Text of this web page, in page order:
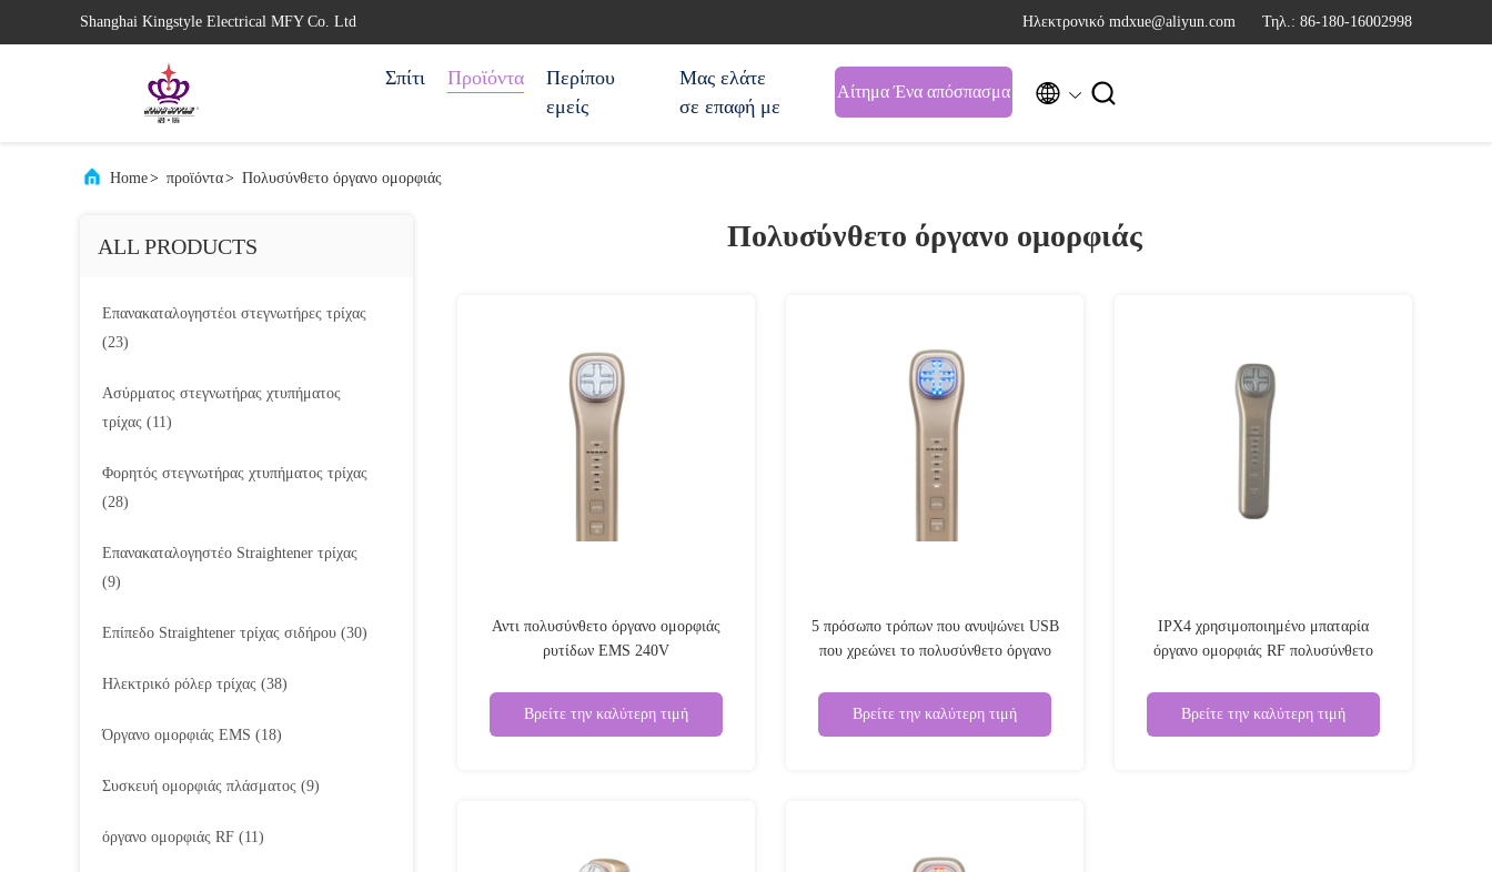
Shanghai Kingstyle Electrical MFY Co. Ltd Ηλεκτρονικό mdxue@aliyun.com Τηλ.: 86-180-16002998
Σπίτι Προϊόντα
Περίπου
εμείς
Μας ελάτε
σε επαφή με
Αίτημα Ένα απόσπασμα  
Home> προϊόντα> Πολυσύνθετο όργανο ομορφιάς
ALL PRODUCTS
Επανακαταλογηστέοι στεγνωτήρες τρίχας
(23)
Ασύρματος στεγνωτήρας χτυπήματος
τρίχας (11)
Φορητός στεγνωτήρας χτυπήματος τρίχας
(28)
Επανακαταλογηστέο Straightener τρίχας
(9)
Επίπεδο Straightener τρίχας σιδήρου (30)
Ηλεκτρικό ρόλερ τρίχας (38)
Όργανο ομορφιάς EMS (18)
Συσκευή ομορφιάς πλάσματος (9)
όργανο ομορφιάς RF (11)
Πολυσύνθετο όργανο ομορφιάς
Αντι πολυσύνθετο όργανο ομορφιάς
ρυτίδων EMS 240V
Βρείτε την καλύτερη τιμή
5 πρόσωπο τρόπων που ανυψώνει USB
που χρεώνει το πολυσύνθετο όργανο
Βρείτε την καλύτερη τιμή
IPX4 χρησιμοποιημένο μπαταρία
όργανο ομορφιάς RF πολυσύνθετο
Βρείτε την καλύτερη τιμή